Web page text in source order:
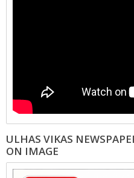
ULHAS VIKAS
ON IMAGE